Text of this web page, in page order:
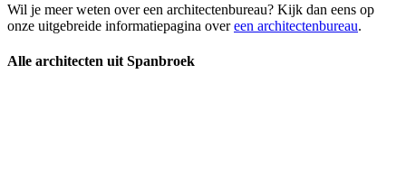
Wil je meer weten over een architectenbureau? Kijk dan eens op
onze uitgebreide informatiepagina overeen architectenbureau.
Alle architecten uit Spanbroek